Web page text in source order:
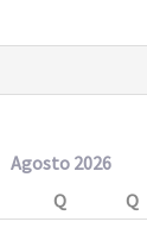
Agosto 2026
Q Q